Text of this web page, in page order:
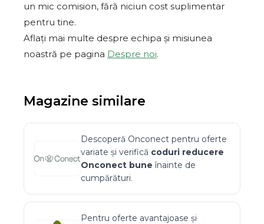
un mic comision, fără niciun cost suplimentar
pentru tine.
Aflați mai multe despre echipa și misiunea
noastră pe pagina Despre noi.
Magazine similare
Descoperă Onconect pentru oferte
variate și verifică coduri reducere
Onconect bune înainte de
cumpărături.
Pentru oferte avantajoase și